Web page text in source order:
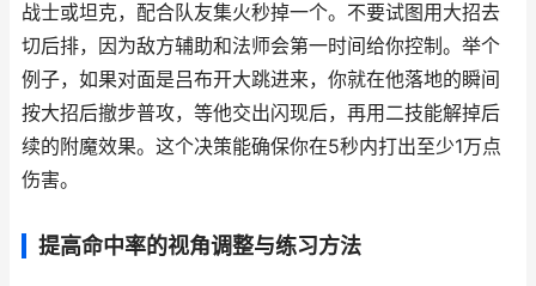
战士或坦克，配合队友集火秒掉一个。不要试图用大招去
切后排，因为敌方辅助和法师会第一时间给你控制。举个
例子，如果对面是吕布开大跳进来，你就在他落地的瞬间
按大招后撤步普攻，等他交出闪现后，再用二技能解掉后
续的附魔效果。这个决策能确保你在5秒内打出至少1万点
伤害。
提高命中率的视角调整与练习方法